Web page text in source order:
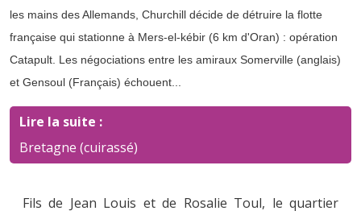
les mains des Allemands, Churchill décide de détruire la flotte
française qui stationne à Mers-el-kébir (6 km d'Oran) : opération
Catapult. Les négociations entre les amiraux Somerville (anglais)
et Gensoul (Français) échouent...
Lire la suite :
Bretagne (cuirassé)
Fils de Jean Louis et de Rosalie Toul, le quartier